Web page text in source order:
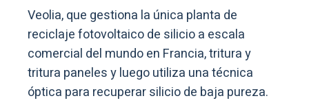
Veolia, que gestiona la única planta de
reciclaje fotovoltaico de silicio a escala
comercial del mundo en Francia, tritura y
tritura paneles y luego utiliza una técnica
óptica para recuperar silicio de baja pureza.